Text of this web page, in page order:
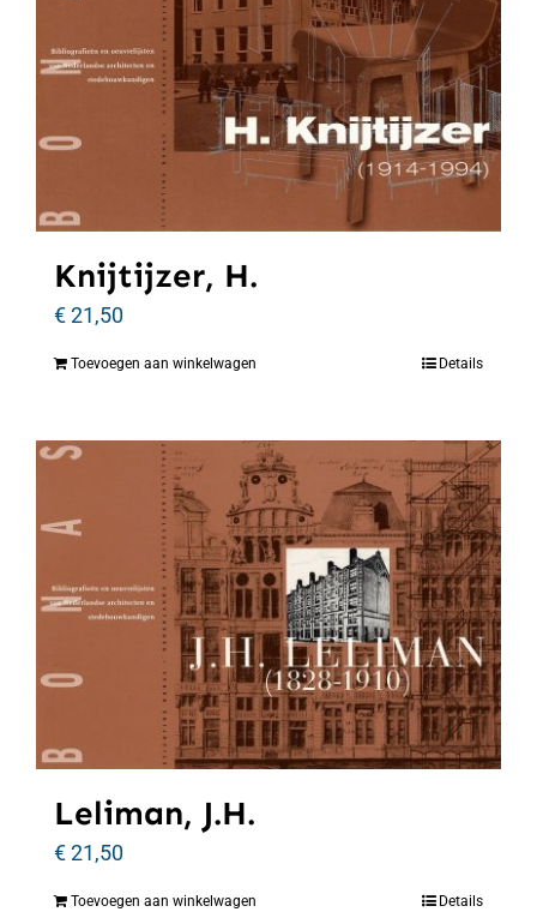
Knijtijzer, H.
€21,50
Toevoegen aan winkelwagen Details
Leliman, J.H.
€21,50
Toevoegen aan winkelwagen Details